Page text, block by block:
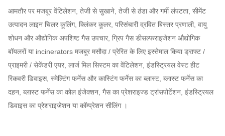
आमतौर पर मजबूर वेंटिलेशन, तेजी से सुखाने, तेजी से ठंडा और गर्मी लंपटता, सीमेंट
उत्पादन लाइन चिलर कूलिंग, क्लिंकर कूलर, परिसंचारी द्रवित बिस्तर प्रणाली, वायु
शोधन और औद्योगिक अपशिष्ट गैस उपचार, ग्रिप गैस डीसल्फराइजेशन औद्योगिक
बॉयलरों या incinerators मजबूर मसौदा / प्रेरित के लिए इस्तेमाल किया ड्राफ्ट /
प्राइमरी / सेकेंडरी एयर, लार्ज मिल सिस्टम का वेंटिलेशन, इंडस्ट्रियल वेस्ट हीट
रिकवरी डिवाइस, स्मेल्टिंग फर्नेस और कास्टिंग फर्नेस का ब्लास्ट, ब्लास्ट फर्नेस का
दहन, ब्लास्ट फर्नेस का कोल इंजेक्शन, गैस का प्रेशराइज्ड ट्रांसपोर्टेशन, इंडस्ट्रियल
डिवाइस का प्रेशराइजेशन या कॉम्प्रेशन सीलिंग ।